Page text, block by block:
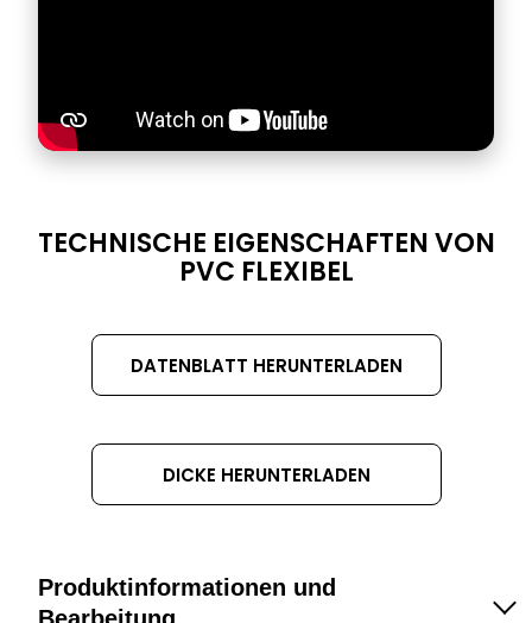
DATASHEET
TECHNISCHE EIGENSCHAFTEN VON
PVC FLEXIBEL
DATENBLATT HERUNTERLADEN
DICKE HERUNTERLADEN
Produktinformationen und